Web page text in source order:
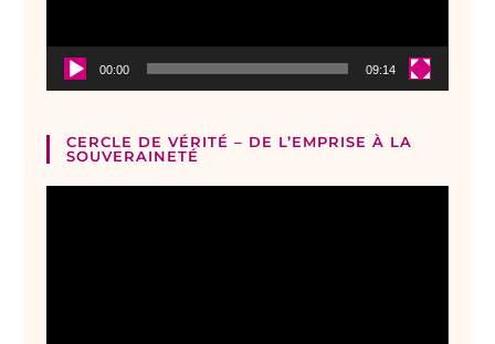
00:00 09:14
CERCLE DE VÉRITÉ – DE L’EMPRISE À LA
SOUVERAINETÉ